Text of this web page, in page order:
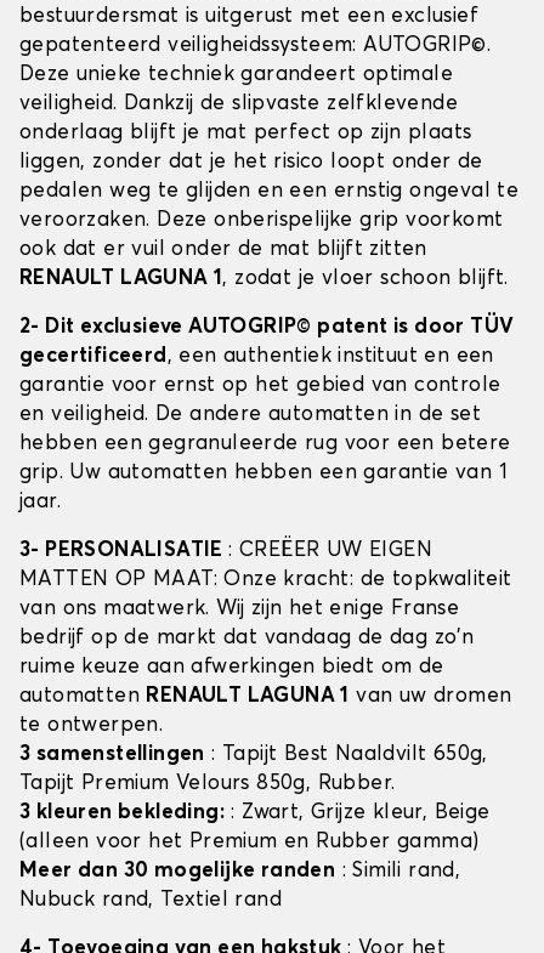
bestuurdersmat is uitgerust met een exclusief
gepatenteerd veiligheidssysteem: AUTOGRIP©.
Deze unieke techniek garandeert optimale
veiligheid. Dankzij de slipvaste zelfklevende
onderlaag blijft je mat perfect op zijn plaats
liggen, zonder dat je het risico loopt onder de
pedalen weg te glijden en een ernstig ongeval te
veroorzaken. Deze onberispelijke grip voorkomt
ook dat er vuil onder de mat blijft zitten
RENAULT LAGUNA 1, zodat je vloer schoon blijft.
2- Dit exclusieve AUTOGRIP© patent is door TÜV
gecertificeerd, een authentiek instituut en een
garantie voor ernst op het gebied van controle
en veiligheid. De andere automatten in de set
hebben een gegranuleerde rug voor een betere
grip. Uw automatten hebben een garantie van 1
jaar.
3- PERSONALISATIE: CREËER UW EIGEN
MATTEN OP MAAT: Onze kracht: de topkwaliteit
van ons maatwerk. Wij zijn het enige Franse
bedrijf op de markt dat vandaag de dag zo'n
ruime keuze aan afwerkingen biedt om de
automatten RENAULT LAGUNA 1 van uw dromen
te ontwerpen.
3 samenstellingen : Tapijt Best Naaldvilt 650g,
Tapijt Premium Velours 850g, Rubber.
3 kleuren bekleding: : Zwart, Grijze kleur, Beige
(alleen voor het Premium en Rubber gamma)
Meer dan 30 mogelijke randen : Simili rand,
Nubuck rand, Textiel rand